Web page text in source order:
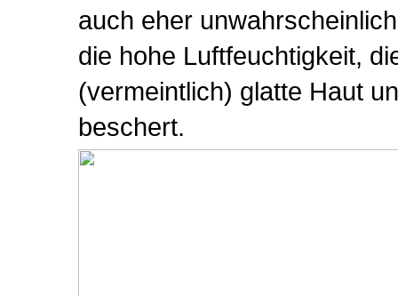
auch eher
die hohe Luftfeuchtigkeit,
(vermeintlich) glatte Haut
beschert.